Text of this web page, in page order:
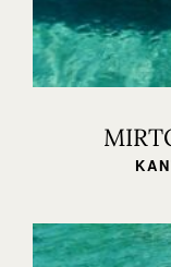
Trident Boats |
+30 26450